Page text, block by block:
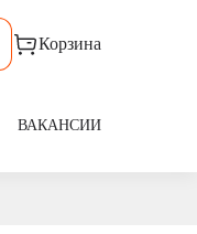
Корзина
ВАКАНСИИ